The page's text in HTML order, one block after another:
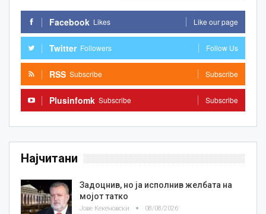
Facebook Likes Like our page
Twitter Followers Follow Us
RSS Subscribe Subscribe
Plusinfomk Subscribe Subscribe
Најчитани
Задоцнив, но ја исполнив желбата на
мојот татко
Јове Кекеновски 08/08/2026